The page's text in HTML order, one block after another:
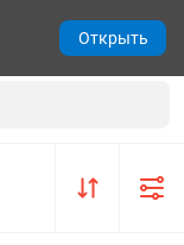
Открыть